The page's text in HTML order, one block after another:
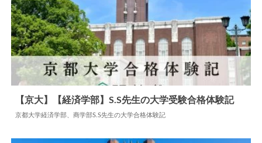
【京大】【経済学部】S.S先生の大学受験合格体験記
京都大学経済学部、商学部S.S先生の大学合格体験記